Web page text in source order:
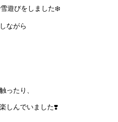
遊びをしました❄️
ながら
ったり、
しんでいました❣️